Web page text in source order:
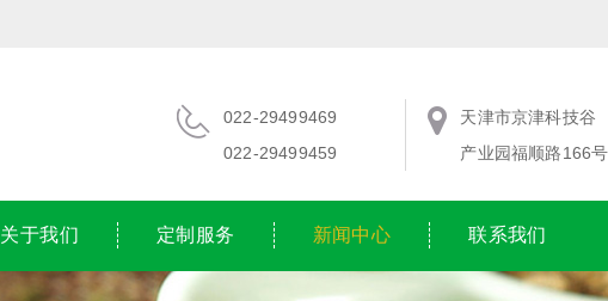
天津市京津科技谷
产业园福顺路166号
022-29499469
022-29499459
关于我们 定制服务 新闻中心 联系我们